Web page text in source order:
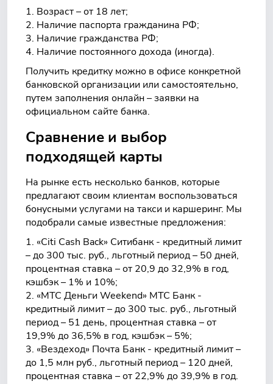
Возраст – от 18 лет;
Наличие паспорта гражданина РФ;
Наличие гражданства РФ;
Наличие постоянного дохода (иногда).
Получить кредитку можно в офисе конкретной
банковской организации или самостоятельно,
путем заполнения онлайн – заявки на
официальном сайте банка.
Сравнение и выбор
подходящей карты
На рынке есть несколько банков, которые
предлагают своим клиентам воспользоваться
бонусными услугами на такси и каршеринг. Мы
подобрали самые известные предложения:
«Citi Cash Back» Ситибанк - кредитный лимит
– до 300 тыс. руб., льготный период – 50 дней,
процентная ставка – от 20,9 до 32,9% в год,
кэшбэк – 1% и 10%;
«МТС Деньги Weekend» МТС Банк -
кредитный лимит – до 300 тыс. руб., льготный
период – 51 день, процентная ставка – от
19,9% до 36,5% в год, кэшбэк – 5%;
«Вездеход» Почта Банк - кредитный лимит –
до 1,5 млн руб., льготный период – 120 дней,
процентная ставка – от 22,9% до 39,9% в год.